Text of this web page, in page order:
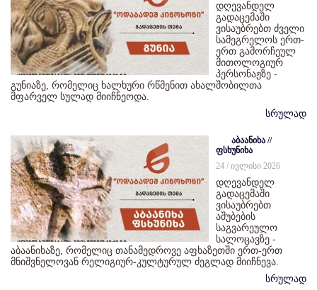
დღევანდელ
გადაცემაში
ვისაუბრებთ ძველი
სამეგრელოს ერთ-
ერთ გამორჩეულ
მითოლოგიურ
პერსონაჟზე -
გუნიაზე, რომელიც ხალხური რწმენით ახალშობილთა
მფარველ სულად მიიჩნეოდა.
სრულად
აბაანიხა //
ფსხუნიხა
24 / ივლისი 2026
დღევანდელ
გადაცემაში
ვისაუბრებთ
აშუბების
საგვარეულო
სალოცავზე -
აბაანიხაზე, რომელიც თანამედროვე აფხაზეთში ერთ-ერთ
მნიშვნელოვან რელიგიურ-კულტურულ ძეგლად მიიჩნევა.
სრულად